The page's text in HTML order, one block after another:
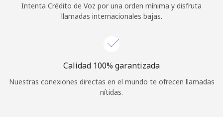
Intenta Crédito de Voz por una orden mínima y disfruta
llamadas internacionales bajas.
Calidad 100% garantizada
Nuestras conexiones directas en el mundo te ofrecen llamadas
nítidas.